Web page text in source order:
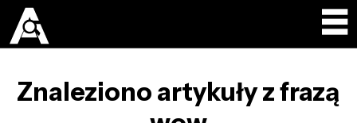
Znaleziono artykuły z frazą